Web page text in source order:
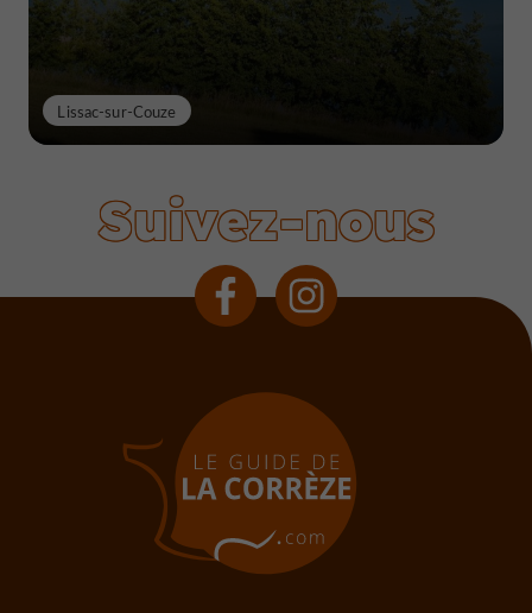
Lissac-sur-Couze
Suivez-nous